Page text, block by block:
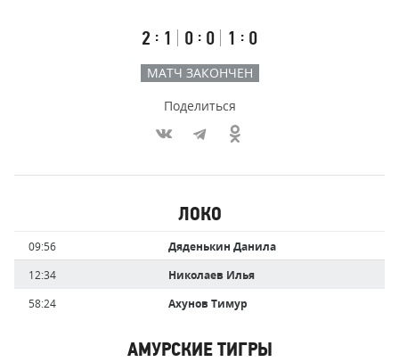
Первый
тайм
2 : 1
Второй
тайм
0 : 0
Третий
тайм
1 : 0
МАТЧ ЗАКОНЧЕН
Поделиться
забившие
голы
ЛОКО
Время Имя
игрока
09:56
Дяденькин Данила
12:34
Николаев Илья
58:24
Ахунов Тимур
АМУРСКИЕ ТИГРЫ